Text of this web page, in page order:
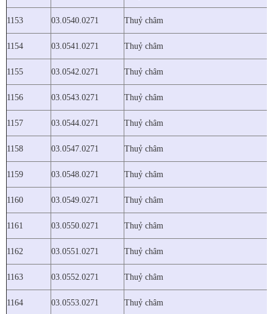
1153 03.0540.0271 Thuỷ châm
1154 03.0541.0271 Thuỷ châm
1155 03.0542.0271 Thuỷ châm
1156 03.0543.0271 Thuỷ châm
1157 03.0544.0271 Thuỷ châm
1158 03.0547.0271 Thuỷ châm
1159 03.0548.0271 Thuỷ châm
1160 03.0549.0271 Thuỷ châm
1161 03.0550.0271 Thuỷ châm
1162 03.0551.0271 Thuỷ châm
1163 03.0552.0271 Thuỷ châm
1164 03.0553.0271 Thuỷ châm